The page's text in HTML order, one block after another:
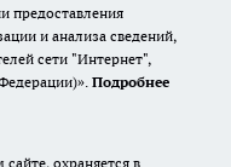
предоставления
и анализа сведений,
сети "Интернет",
Подробнее
охраняется в